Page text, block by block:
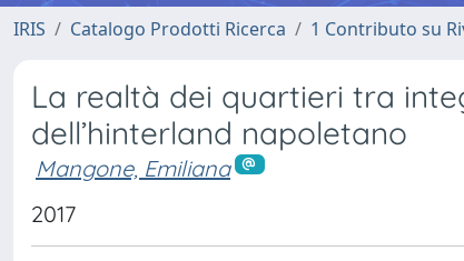
IRIS Catalogo Prodotti Ricerca 1 Contributo su
La realtà dei quartieri tra
dell’hinterland napoletano
Mangone, Emiliana
2017